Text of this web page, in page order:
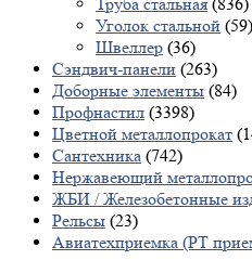
Уголок стальной (59)
Швеллер (36)
Сэндвич-панели (263)
Доборные элементы (84)
Профнастил (3398)
Цветной металлопрокат
Сантехника (742)
Нержавеющий
ЖБИ / Железобетонные
Рельсы (23)
Авиатехприемка (РТ